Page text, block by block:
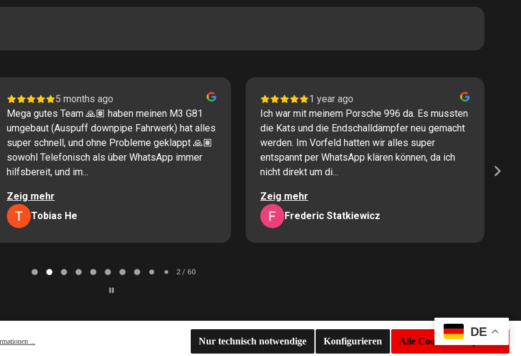
DE
... Nur technisch notwendige Konfigurieren Alle Cookies akzeptieren
5 months ago
Mega gutes Team 🙏🏽 haben meinen M3 G81
umgebaut (Auspuff downpipe Fahrwerk) hat alles
super schnell, und ohne Probleme geklappt 🙏🏽
sowohl Telefonisch als über WhatsApp immer
hilfsbereit, und im...
Zeig mehr
Tobias He
1 year ago
Ich war mit meinem Porsche 996 da. Es mussten
die Kats und die Endschalldämpfer neu gemacht
werden. Im Vorfeld hatten wir alles super
entspannt per WhatsApp klären können, da ich
nicht direkt um di...
Zeig mehr
Frederic Statkiewicz
2 / 60